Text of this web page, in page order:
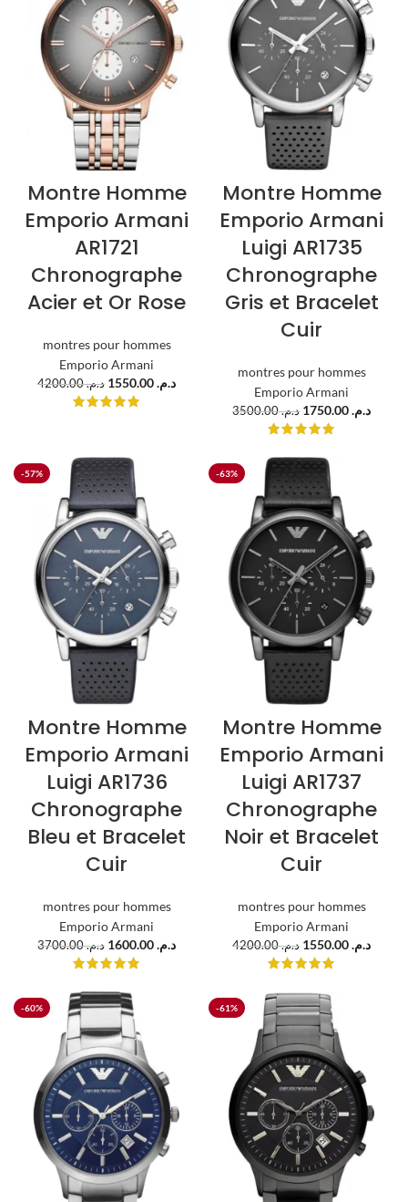
Montre Homme
Emporio Armani
AR1721
Chronographe
Acier et Or Rose
montres pour hommes
Emporio Armani
د.م.4200.00 د.م.
Montre Homme
Emporio Armani
Luigi AR1735
Chronographe
Gris et Bracelet
Cuir
montres pour hommes
Emporio Armani
د.م.3500.00 د.م.
-57%
Montre Homme
Emporio Armani
Luigi AR1736
Chronographe
Bleu et Bracelet
Cuir
montres pour hommes
Emporio Armani
د.م.3700.00 د.م.
-63%
Montre Homme
Emporio Armani
Luigi AR1737
Chronographe
Noir et Bracelet
Cuir
montres pour hommes
Emporio Armani
د.م.4200.00 د.م.
-60% -61%